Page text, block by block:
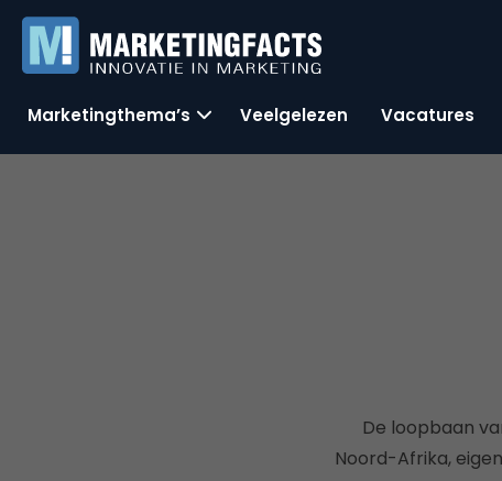
Marketingthema’s Veelgelezen Vacatures
De loopbaan
Noord-Afrika,